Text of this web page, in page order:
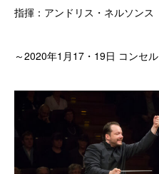
指揮：アンドリス・ネルソンス
～2020年1月17・19日 コンセ